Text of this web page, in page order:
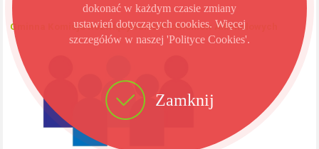
Gminna Komisja Rozwiązywania Problemów Alkoholowych
Zamknij
dokonać w każdym czasie zmiany
ustawień dotyczących cookies. Więcej
szczegółów w naszej 'Polityce Cookies'.